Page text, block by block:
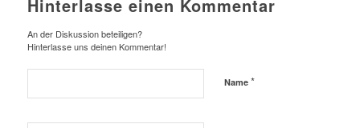
Hinterlasse einen Kommentar
An der Diskussion beteiligen?
Hinterlasse uns deinen Kommentar!
Name *